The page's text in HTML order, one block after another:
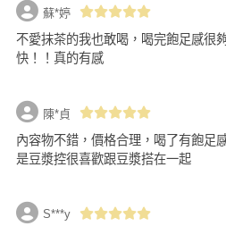
蘇*婷
不愛抹茶的我也敢喝，喝完飽足感很
快！！真的有感
陳*貞
內容物不錯，價格合理，喝了有飽足
是豆漿控很喜歡跟豆漿搭在一起
S***y